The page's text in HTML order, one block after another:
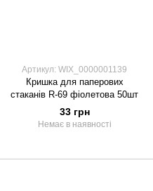
Артикул: WIX_0000001139
Кришка для паперових
стаканів R-69 фіолетова 50шт
33 грн
Немає в наявності